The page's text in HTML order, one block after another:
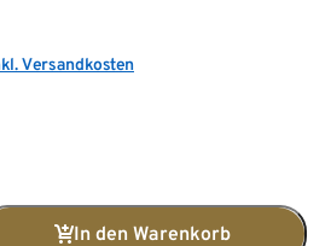
Versandkosten
In den Warenkorb